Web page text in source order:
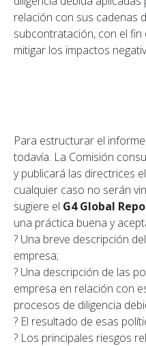
relación con sus cadenas
subcontratación, con el fin
mitigar los impactos
Para estructurar el
todavía. La Comisión
y publicará las directrices
cualquier caso no serán
sugiere el G4 Global
una práctica buena y
? Una breve descripción
empresa;
? Una descripción de las
empresa en relación con
procesos de diligencia
? El resultado de esas
? Los principales riesgos